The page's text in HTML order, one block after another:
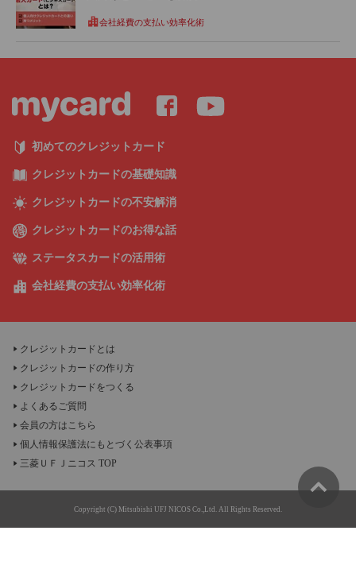
会社経費の支払い効率化術
初めてのクレジットカード
クレジットカードの基礎知識
クレジットカードの不安解消
クレジットカードのお得な話
ステータスカードの活用術
会社経費の支払い効率化術
クレジットカードとは
クレジットカードの作り方
クレジットカードをつくる
よくあるご質問
会員の方はこちら
個人情報保護法にもとづく公表事項
三菱ＵＦＪニコス TOP
Copyright (C) Mitsubishi UFJ NICOS Co.,Ltd. All Rights Reserved.